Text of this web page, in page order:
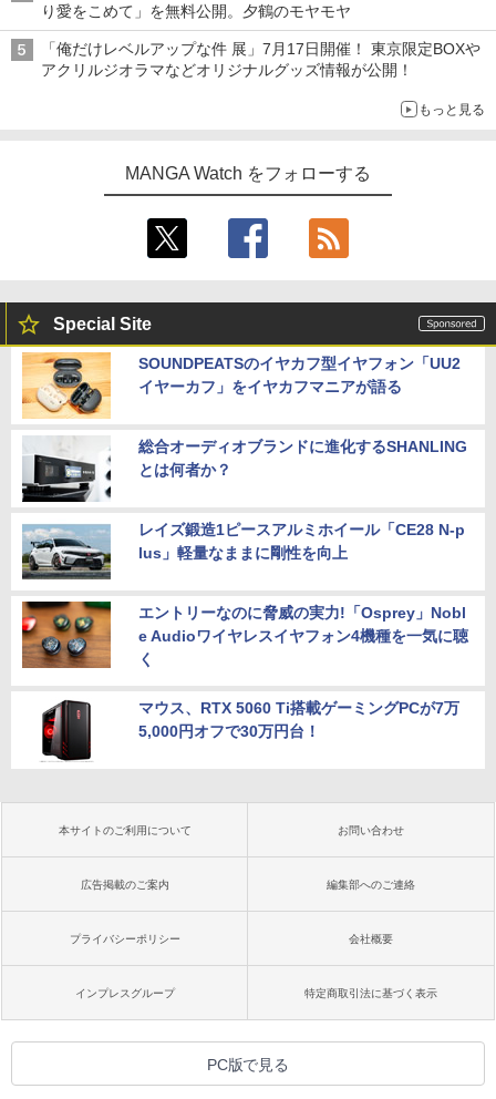
り愛をこめて」を無料公開。夕鶴のモヤモヤ
「俺だけレベルアップな件 展」7月17日開催！ 東京限定BOXや
アクリルジオラマなどオリジナルグッズ情報が公開！
もっと見る
MANGA Watch をフォローする
Special Site
SOUNDPEATSのイヤカフ型イヤフォン「UU2
イヤーカフ」をイヤカフマニアが語る
総合オーディオブランドに進化するSHANLING
とは何者か？
レイズ鍛造1ピースアルミホイール「CE28 N-p
lus」軽量なままに剛性を向上
エントリーなのに脅威の実力!「Osprey」Nobl
e Audioワイヤレスイヤフォン4機種を一気に聴
く
マウス、RTX 5060 Ti搭載ゲーミングPCが7万
5,000円オフで30万円台！
本サイトのご利用について お問い合わせ
広告掲載のご案内 編集部へのご連絡
プライバシーポリシー 会社概要
インプレスグループ 特定商取引法に基づく表示
PC版で見る